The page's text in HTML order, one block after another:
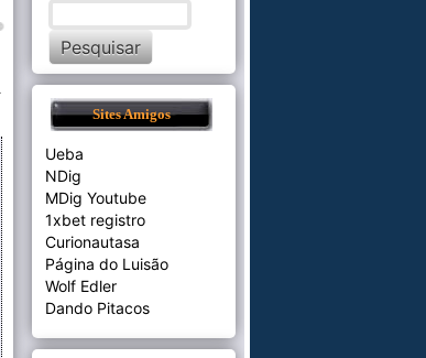
Sites Amigos
Ueba
NDig
MDig Youtube
1xbet registro
Curionautasa
Página do Luisão
Wolf Edler
Dando Pitacos